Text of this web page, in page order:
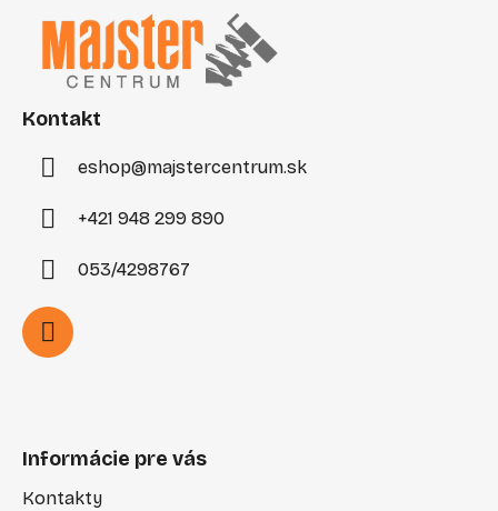
Kontakt
eshop@majstercentrum.sk
+421 948 299 890
053/4298767
Informácie pre vás
Kontakty